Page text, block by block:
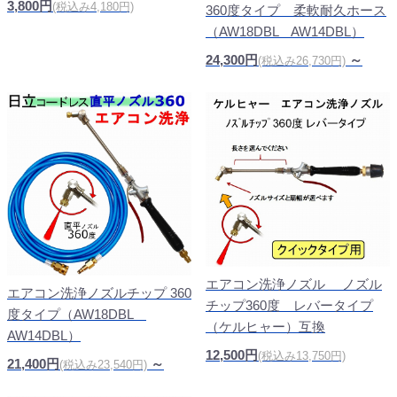
3,800円 (税込み4,180円)
360度タイプ 柔軟耐久ホース
（AW18DBL AW14DBL）
24,300円 (税込み26,730円) ～
エアコン洗浄ノズルチップ 360
度タイプ（AW18DBL
AW14DBL）
21,400円 (税込み23,540円) ～
エアコン洗浄ノズル ノズル
チップ360度 レバータイプ
（ケルヒャー）互換
12,500円 (税込み13,750円)